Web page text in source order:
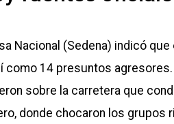
Nacional (Sedena) indicó
como 14 presuntos agresores.
sobre la carretera que
donde chocaron los grupos